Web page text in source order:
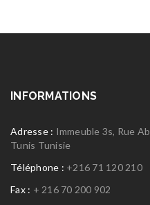
INFORMATIONS
Adresse : Immeuble 3s, Rue
Tunis Tunisie
Téléphone : +216 71 120 210
Fax : + 216 70 200 902